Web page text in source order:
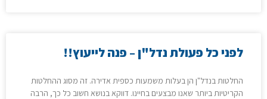
לפני כל פעולת נדל"ן – פנה לייעוץ!!
החלטות בנדל"ן הן בעלות משמעות כספית אדירה. זה מסוג ההחלטות
הקריטיות ביותר שאנו מבצעים בחיינו. דווקא בנושא חשוב כל כך, הרבה